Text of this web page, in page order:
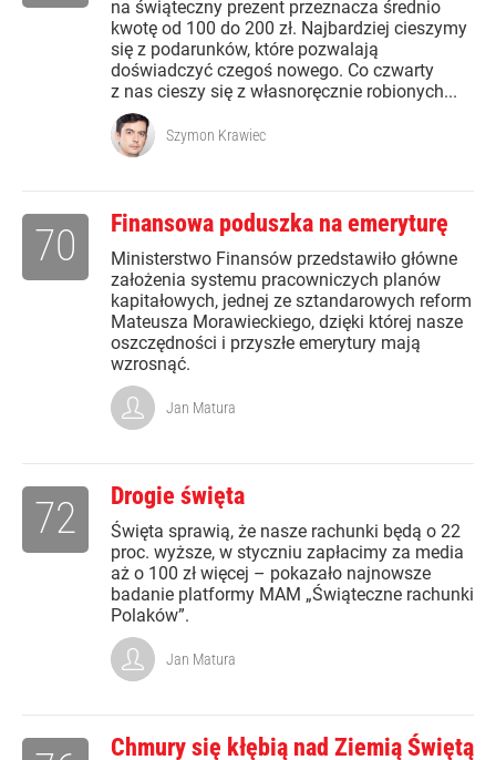
na świąteczny prezent przeznacza średnio
kwotę od 100 do 200 zł. Najbardziej cieszymy
się z podarunków, które pozwalają
doświadczyć czegoś nowego. Co czwarty
z nas cieszy się z własnoręcznie robionych...
Szymon Krawiec
Finansowa poduszka na emeryturę
Ministerstwo Finansów przedstawiło główne
założenia systemu pracowniczych planów
kapitałowych, jednej ze sztandarowych reform
Mateusza Morawieckiego, dzięki której nasze
oszczędności i przyszłe emerytury mają
wzrosnąć.
70
Jan Matura
Drogie święta
Święta sprawią, że nasze rachunki będą o 22
proc. wyższe, w styczniu zapłacimy za media
aż o 100 zł więcej – pokazało najnowsze
badanie platformy MAM „Świąteczne rachunki
Polaków”.
72
Jan Matura
Chmury się kłębią nad Ziemią Świętą